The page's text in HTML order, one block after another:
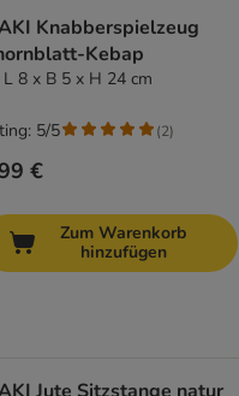
Knabberspielzeug
Kebap
L 8 x B 5 x H 24 cm
€
5/5 (2)
Zum Warenkorb
hinzufügen